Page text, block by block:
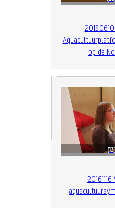
op de
13